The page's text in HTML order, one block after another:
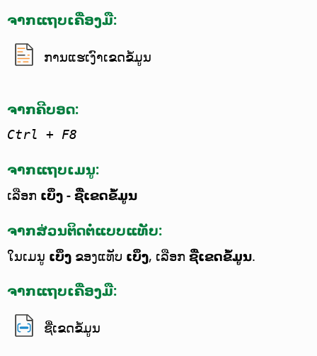
ຈາກແຖບເຄື່ອງມື:
ການແຮເງົາເຂດຂໍ້ມູນ
ຈາກຄີບອດ:
Ctrl + F8
ຈາກແຖບເມນູ:
ເລືອກ ເບິ່ງ - ຊື່ເຂດຂໍ້ມູນ
ຈາກສ່ວນຕິດຕໍ່ແບບແທັບ:
ໃນເມນູ ເບິ່ງ ຂອງແທັບ ເບິ່ງ, ເລືອກ ຊື່ເຂດຂໍ້ມູນ.
ຈາກແຖບເຄື່ອງມື:
ຊື່ເຂດຂໍ້ມູນ